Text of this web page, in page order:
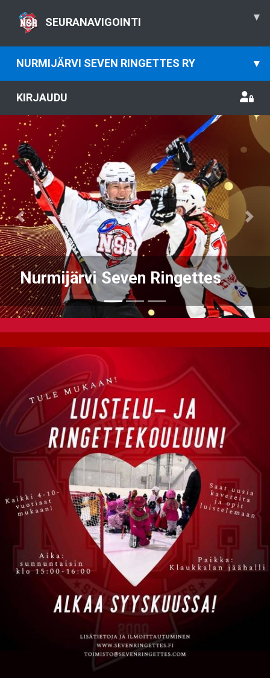
SEURANAVIGOINTI ▾
NURMIJÄRVI SEVEN RINGETTES RY ▾
KIRJAUDU
Kiinnostaako ringette? Tutustu
meidän tarjontaan!
Previous